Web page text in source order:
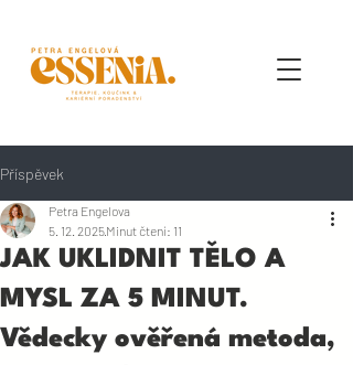
Příspěvek
JAK UKLIDNIT TĚLO A
MYSL ZA 5 MINUT.
Vědecky ověřená metoda,
Petra Engelova
5. 12. 2025Minut čtení: 11